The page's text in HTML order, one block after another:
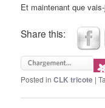
Et maintenant que
Share this:
Posted in CLK tricote |